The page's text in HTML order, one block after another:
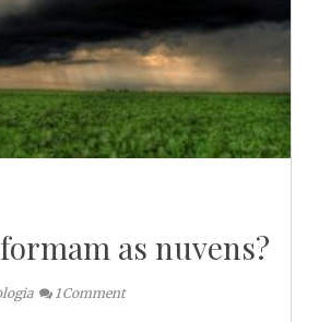
as nuvens?
1 Comment